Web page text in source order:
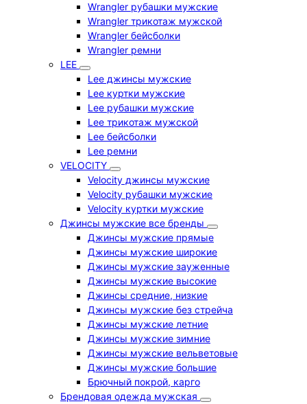
Wrangler рубашки мужские
Wrangler трикотаж мужской
Wrangler бейсболки
Wrangler ремни
LEE
Lee джинсы мужские
Lee куртки мужские
Lee рубашки мужские
Lee трикотаж мужской
Lee бейсболки
Lee ремни
VELOCITY
Velocity джинсы мужские
Velocity рубашки мужские
Velocity куртки мужские
Джинсы мужские все бренды
Джинсы мужские прямые
Джинсы мужские широкие
Джинсы мужские зауженные
Джинсы мужские высокие
Джинсы средние, низкие
Джинсы мужские без стрейча
Джинсы мужские летние
Джинсы мужские зимние
Джинсы мужские вельветовые
Джинсы мужские большие
Брючный покрой, карго
Брендовая одежда мужская